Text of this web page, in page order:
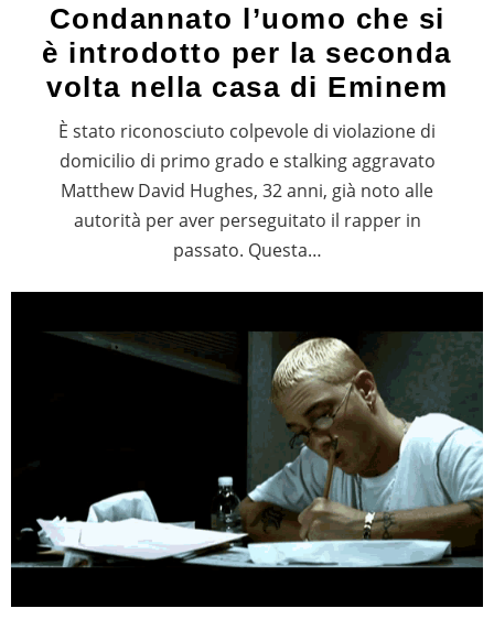
Condannato l’uomo che si
è introdotto per la seconda
volta nella casa di Eminem
È stato riconosciuto colpevole di violazione di
domicilio di primo grado e stalking aggravato
Matthew David Hughes, 32 anni, già noto alle
autorità per aver perseguitato il rapper in
passato. Questa…